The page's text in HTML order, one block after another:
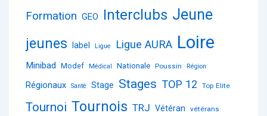
Formation GEO Interclubs Jeune
jeunes label Ligue Ligue AURA Loire
Minibad Modef Médical Nationale Poussin Région
Régionaux Santé Stage Stages TOP 12 Top Elite
Tournoi Tournois TRJ Vétéran vétérans